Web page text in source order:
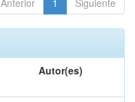
Anterior 1 Siguiente
Autor(es)